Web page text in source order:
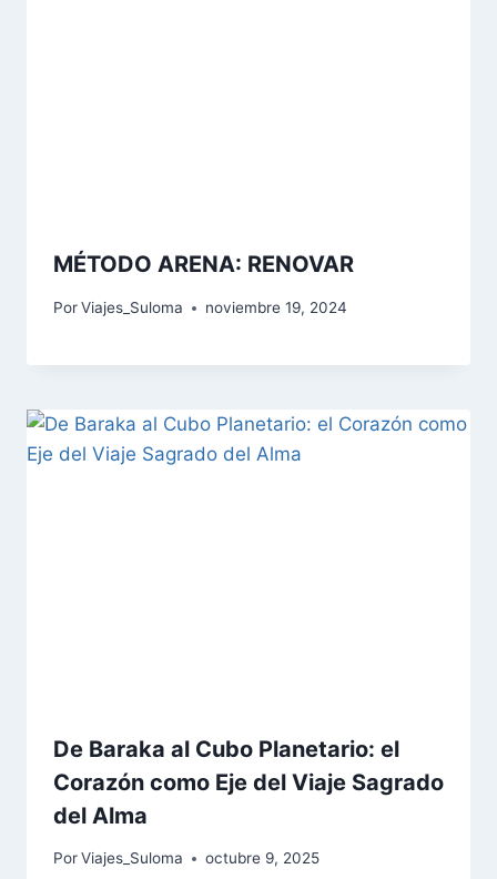
MÉTODO ARENA: RENOVAR
PorViajes_Suloma noviembre 19, 2024
De Baraka al Cubo Planetario: el
Corazón como Eje del Viaje Sagrado
del Alma
PorViajes_Suloma octubre 9, 2025